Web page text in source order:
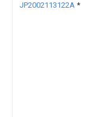
JP2002113122A *